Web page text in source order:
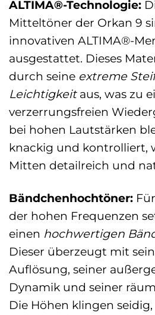
ALTIMA®-Technologie:
Mitteltöner der Orkan 9
innovativen ALTIMA®-
ausgestattet. Dieses
durch seine extreme
Leichtigkeitaus, was zu
verzerrungsfreien
bei hohen Lautstärken
knackig und kontrolliert,
Mitten detailreich und
Bändchenhochtöner:
der hohen Frequenzen
einen hochwertigen
Dieser überzeugt mit
Auflösung, seiner
Dynamik und seiner
Die Höhen klingen